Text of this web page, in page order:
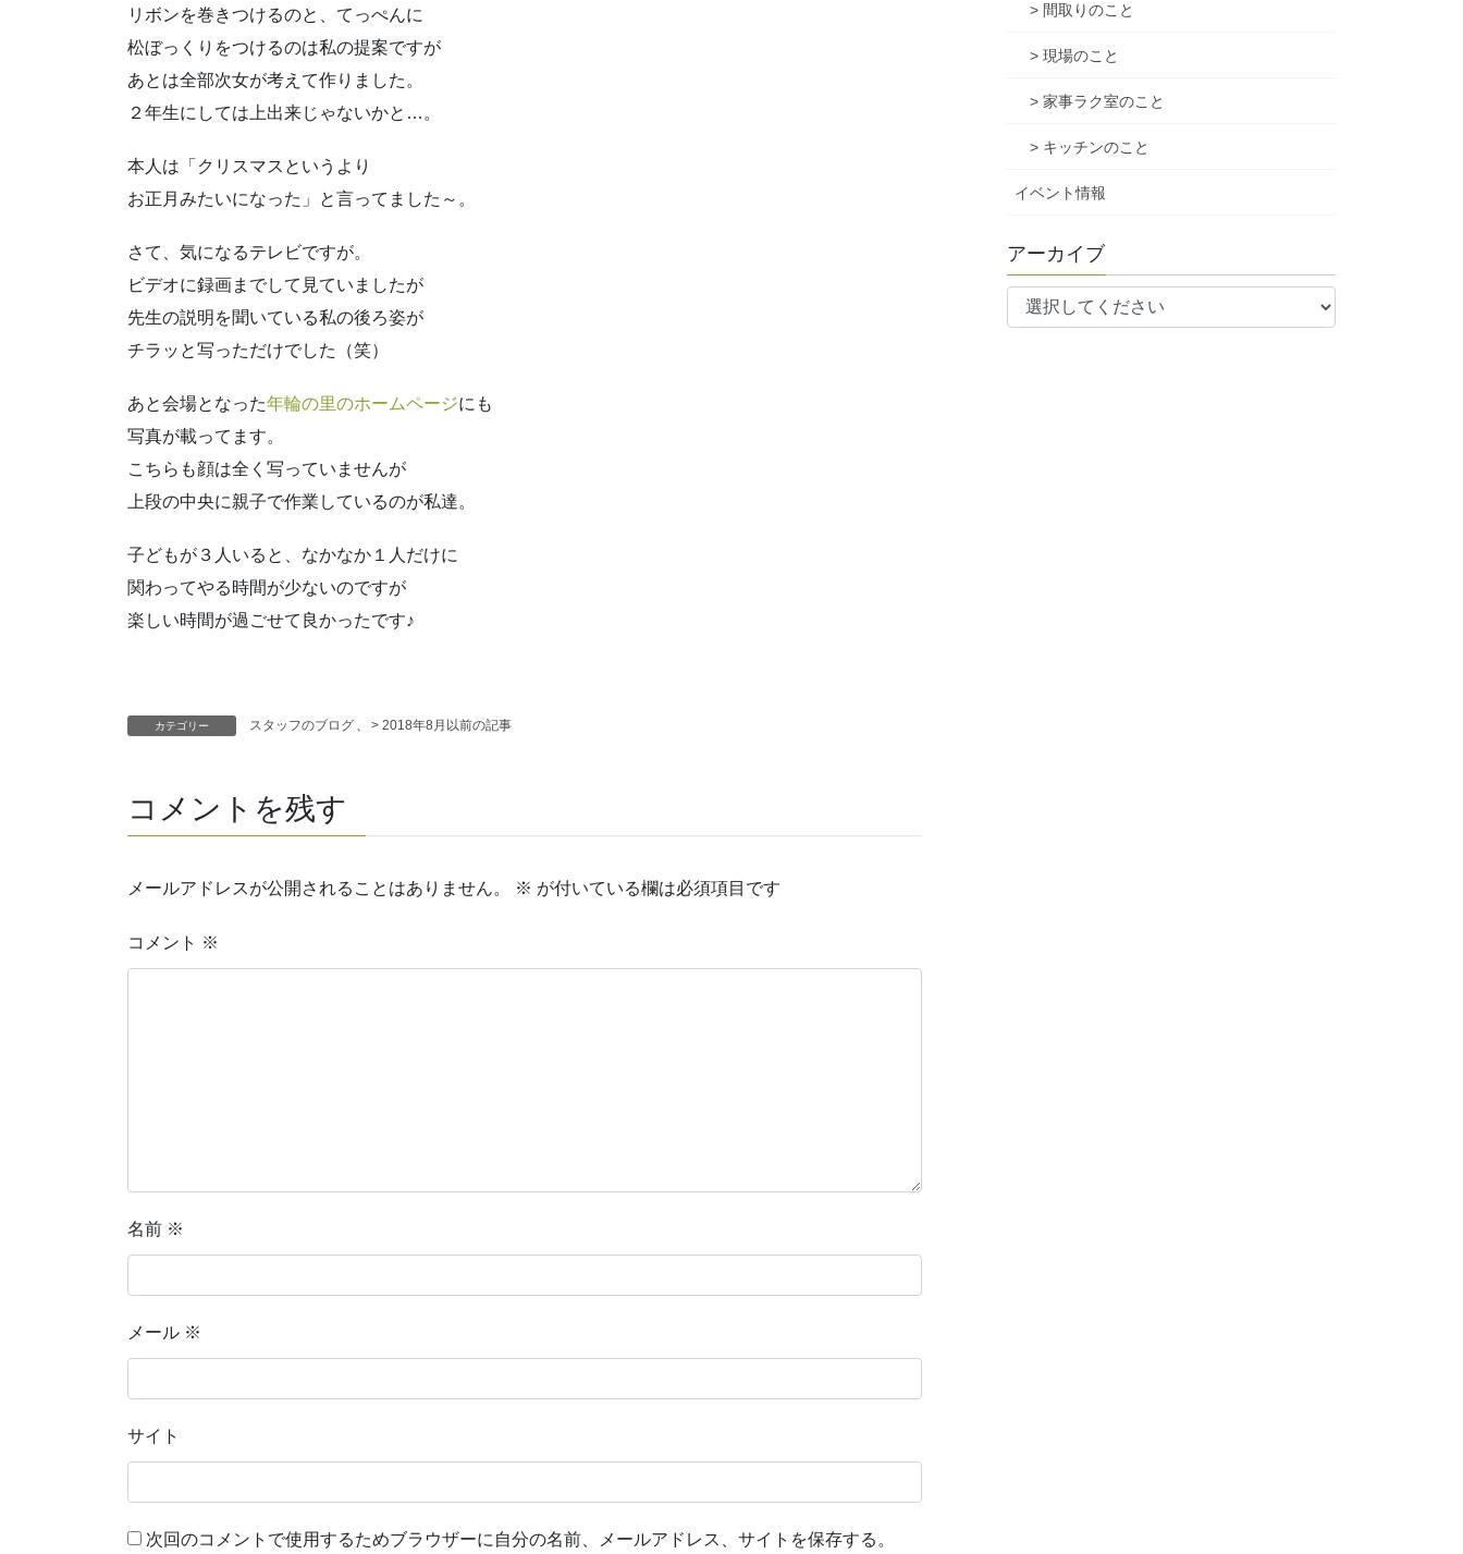
リボンを巻きつけるのと、てっぺんに
松ぼっくりをつけるのは私の提案ですが
あとは全部次女が考えて作りました。
２年生にしては上出来じゃないかと…。
本人は「クリスマスというより
お正月みたいになった」と言ってました～。
さて、気になるテレビですが。
ビデオに録画までして見ていましたが
先生の説明を聞いている私の後ろ姿が
チラッと写っただけでした（笑）
あと会場となった年輪の里のホームページにも
写真が載ってます。
こちらも顔は全く写っていませんが
上段の中央に親子で作業しているのが私達。
子どもが３人いると、なかなか１人だけに
関わってやる時間が少ないのですが
楽しい時間が過ごせて良かったです♪
カテゴリー スタッフのブログ > 2018年8月以前の記事
コメントを残す
メールアドレスが公開されることはありません。 ※ が付いている欄は必須項目です
コメント ※
名前 ※
メール ※
サイト
次回のコメントで使用するためブラウザーに自分の名前、メールアドレス、サイトを保存する。
> 間取りのこと
> 現場のこと
> 家事ラク室のこと
> キッチンのこと
イベント情報
アーカイブ